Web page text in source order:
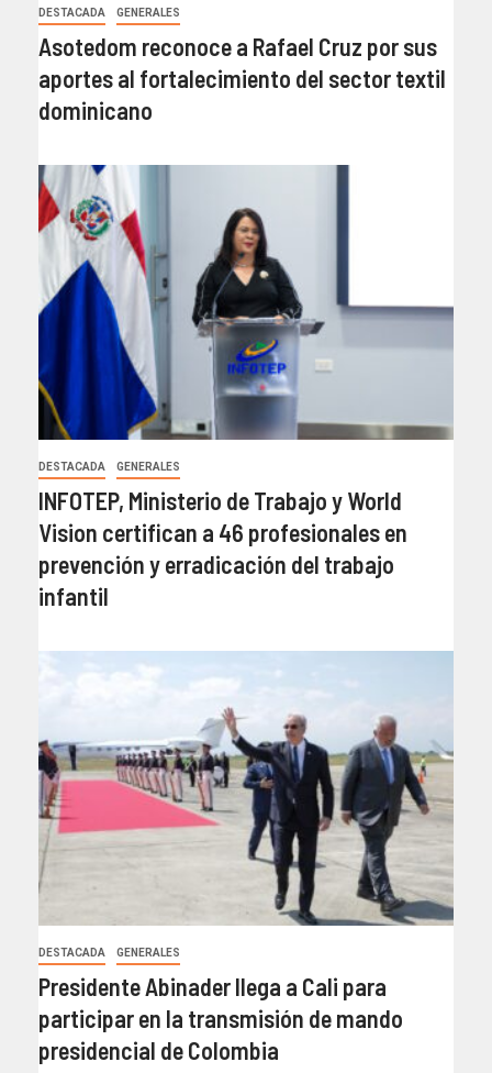
DESTACADA GENERALES
Asotedom reconoce a Rafael Cruz por sus
aportes al fortalecimiento del sector textil
dominicano
DESTACADA GENERALES
INFOTEP, Ministerio de Trabajo y World
Vision certifican a 46 profesionales en
prevención y erradicación del trabajo
infantil
DESTACADA GENERALES
Presidente Abinader llega a Cali para
participar en la transmisión de mando
presidencial de Colombia